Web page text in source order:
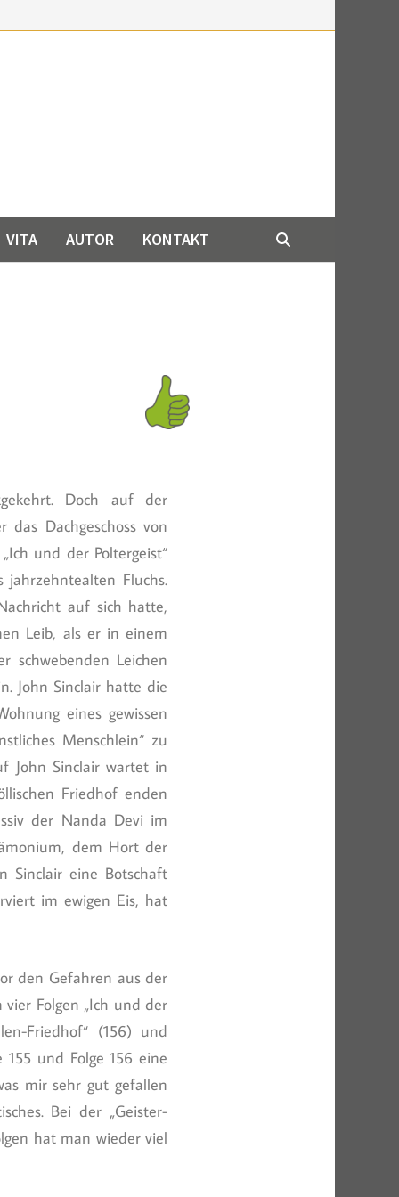
VITA AUTOR KONTAKT
Doch auf der
das Dachgeschoss von
und der Poltergeist“
Fluchs.
auf sich hatte,
Leib, als er in einem
schwebenden Leichen
John Sinclair hatte die
eines gewissen
Menschlein“ zu
John Sinclair wartet in
Friedhof enden
der Nanda Devi im
dem Hort der
Sinclair eine Botschaft
im ewigen Eis, hat
den Gefahren aus der
Folgen „Ich und der
Friedhof“ (156) und
155 und Folge 156 eine
mir sehr gut gefallen
Bei der „Geister-
hat man wieder viel